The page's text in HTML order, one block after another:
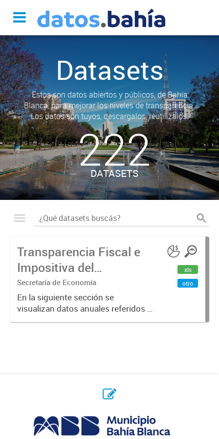
Datasets
Estos son datos abiertos y públicos, de Bahía
Blanca, para mejorar los niveles de transparencia.
Los datos son tuyos, descargalos, reutilizalos.
222
DATASETS
Transparencia Fiscal e
Impositiva del
Municipio. Año 2023
Secretaría de Economía
En la siguiente sección se
visualizan datos anuales referidos a
la transparencia fiscal e impositiva
xls
otro